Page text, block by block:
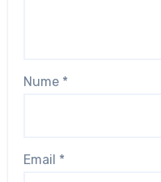
Nume *
Email *